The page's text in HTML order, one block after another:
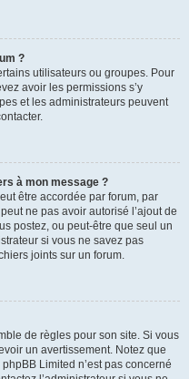
?
utilisateurs ou groupes. Pour
avoir les permissions s’y
et les administrateurs peuvent
à mon message ?
être accordée par forum, par
ne pas avoir autorisé l’ajout de
postez, ou peut-être que seul un
si vous ne savez pas
joints sur un forum.
de règles pour son site. Si vous
un avertissement. Notez que
Limited n’est pas concerné